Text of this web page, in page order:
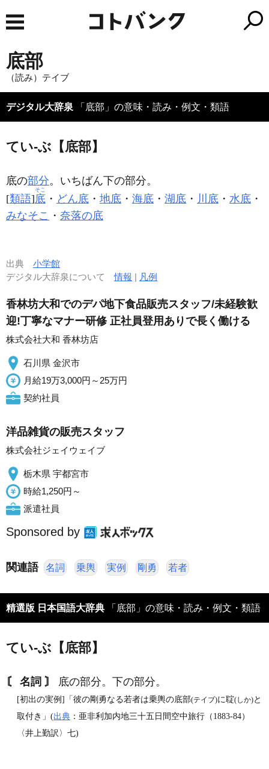
底部
（読み）テイブ
デジタル大辞泉 「底部」の意味・読み・例文・類語
てい‐ぶ【底部】
底の部分。いちばん下の部分。
[類語]底
そこ
・ どん底 ・ 地底 ・ 海底 ・ 湖底 ・ 川底 ・ 水底 ・
みなそこ ・ 奈落の底
出典 小学館
デジタル大辞泉について情報 | 凡例
香林坊大和でのデパ地下食品販売スタッフ/未経験歓
迎!丁寧なマナー研修 正社員登用ありで長く働ける
株式会社大和 香林坊店
石川県 金沢市
月給19万3,000円～25万円
契約社員
洋品雑貨の販売スタッフ
株式会社ジェイウェイブ
栃木県 宇都宮市
時給1,250円～
派遣社員
Sponsored by
関連語 名詞 乗輿 実例 剛勇 若者
精選版 日本国語大辞典 「底部」の意味・読み・例文・類語
てい‐ぶ【底部】
〘 名詞 〙 底の部分。下の部分。
[初出の実例]「彼の剛勇なる若者は乗輿の底部(テイブ)に聢(しか)と
取付き」(出典 ：亜非利加内地三十五日間空中旅行（1883‐84）
〈井上勤訳〉七)